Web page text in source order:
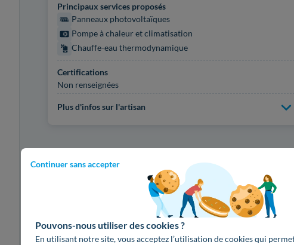
Continuer sans accepter
Pouvons-nous utiliser des cookies ?
En utilisant notre site, vous acceptez l’utilisation de cookies qui
Principaux services proposés
Panneaux photovoltaïques
Pompe à chaleur et climatisation
Chauffe-eau thermodynamique
Certifications
Non renseignées
Plus d'infos sur l'artisan
Voir